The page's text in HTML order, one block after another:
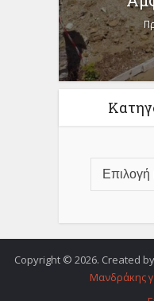
Copyright © 2026. Created by
Μανδράκης